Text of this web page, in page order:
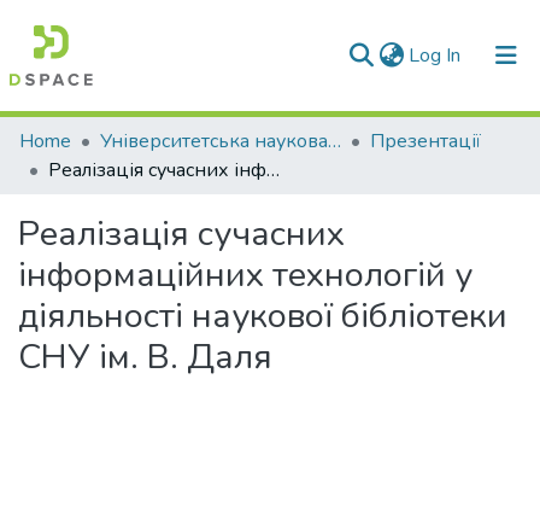
Log In (current)
Communities & Collections
All of DSpace
Statistics
Home Університетська наукова бібліотека
Презентації
Реалізація сучасних інформаційних технологій у діяльності наукової бібліотеки СНУ ім. В. Даля
Реалізація сучасних
інформаційних технологій у
діяльності наукової бібліотеки
СНУ ім. В. Даля